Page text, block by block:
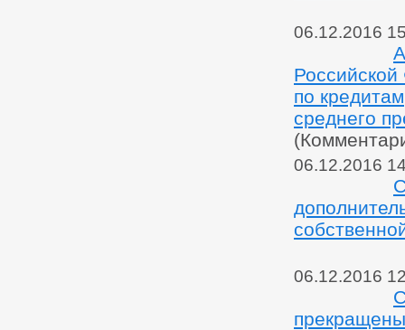
06.12.2016
по
среднего
06.12.2016
06.12.2016